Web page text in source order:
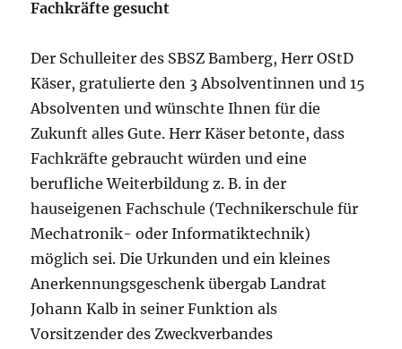
Fachkräfte gesucht
Der Schulleiter des SBSZ Bamberg, Herr OStD
Käser, gratulierte den 3 Absolventinnen und 15
Absolventen und wünschte Ihnen für die
Zukunft alles Gute. Herr Käser betonte, dass
Fachkräfte gebraucht würden und eine
berufliche Weiterbildung z. B. in der
hauseigenen Fachschule (Technikerschule für
Mechatronik- oder Informatiktechnik)
möglich sei. Die Urkunden und ein kleines
Anerkennungsgeschenk übergab Landrat
Johann Kalb in seiner Funktion als
Vorsitzender des Zweckverbandes